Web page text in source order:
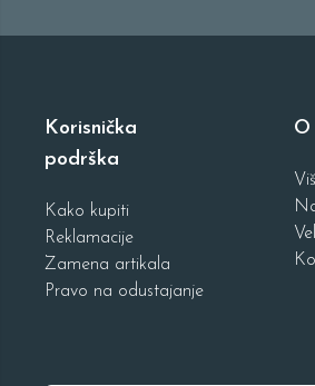
Korisnička
podrška
Kako kupiti
Reklamacije
Zamena artikala
Pravo na odustajanje
O